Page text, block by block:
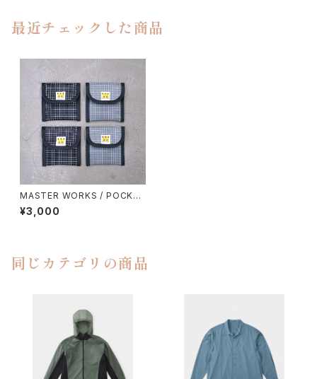
最近チェックした商品
MASTER WORKS / POCKET
ASHTRAY
¥3,000
同じカテゴリの商品